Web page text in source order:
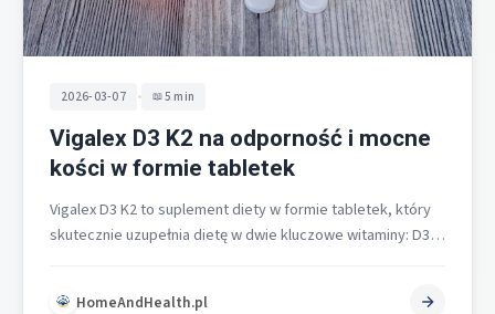
2026-03-07 • 5 min
Vigalex D3 K2 na odporność i mocne
kości w formie tabletek
Vigalex D3 K2 to suplement diety w formie tabletek, który
skutecznie uzupełnia dietę w dwie kluczowe witaminy: D3
HomeAndHealth.pl